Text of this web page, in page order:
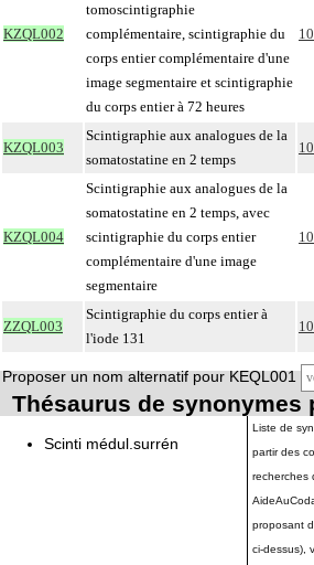
KZQL002
tomoscintigraphie
complémentaire, scintigraphie du
corps entier complémentaire d'une
image segmentaire et scintigraphie
du corps entier à 72 heures
KZQL003
Scintigraphie aux analogues de la
somatostatine en 2 temps
KZQL004
Scintigraphie aux analogues de la
somatostatine en 2 temps, avec
scintigraphie du corps entier
complémentaire d'une image
segmentaire
ZZQL003
Scintigraphie du corps entier à
l'iode 131
Proposer un nom alternatif pour KEQL001
Thésaurus de synonymes
Scinti médul.surrén
Liste de
partir des
recherches
proposant
ci-dessus),